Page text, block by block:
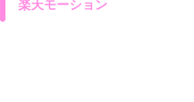
楽天モーション